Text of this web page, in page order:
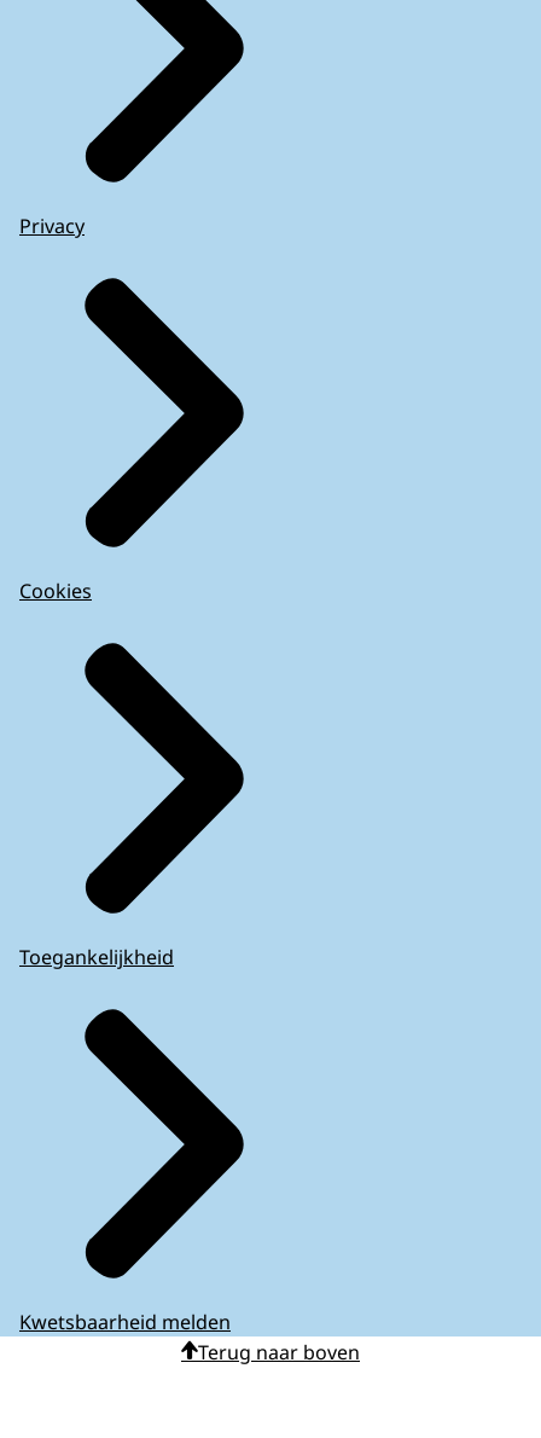
Privacy
Cookies
Toegankelijkheid
Kwetsbaarheid melden
Terug naar boven